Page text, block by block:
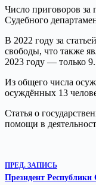
Число приговоров за
Судебного
В 2022 году за
свободы, что также
2023 году — только
Из общего числа
осуждённых 13
Статья о
помощи в
ПРЕД. ЗАПИСЬ
Президент